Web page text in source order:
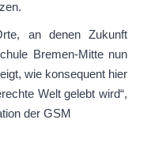
an denen Zukunft
Bremen-Mitte nun
wie konsequent hier
Welt gelebt wird“,
der GSM